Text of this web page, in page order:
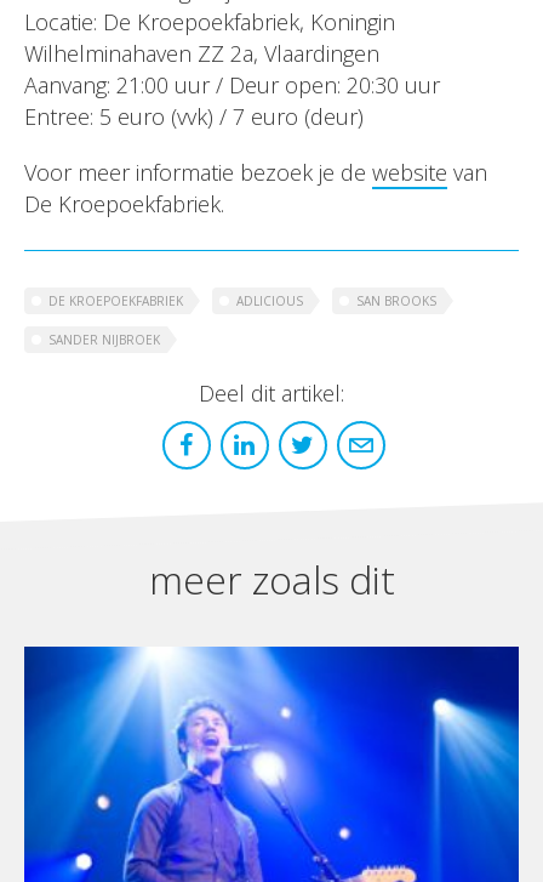
Locatie: De Kroepoekfabriek, Koningin
Wilhelminahaven ZZ 2a, Vlaardingen
Aanvang: 21:00 uur / Deur open: 20:30 uur
Entree: 5 euro (vvk) / 7 euro (deur)
Voor meer informatie bezoek je de website van
De Kroepoekfabriek.
DE KROEPOEKFABRIEK ADLICIOUS SAN BROOKS
SANDER NIJBROEK
Deel dit artikel:
meer zoals dit